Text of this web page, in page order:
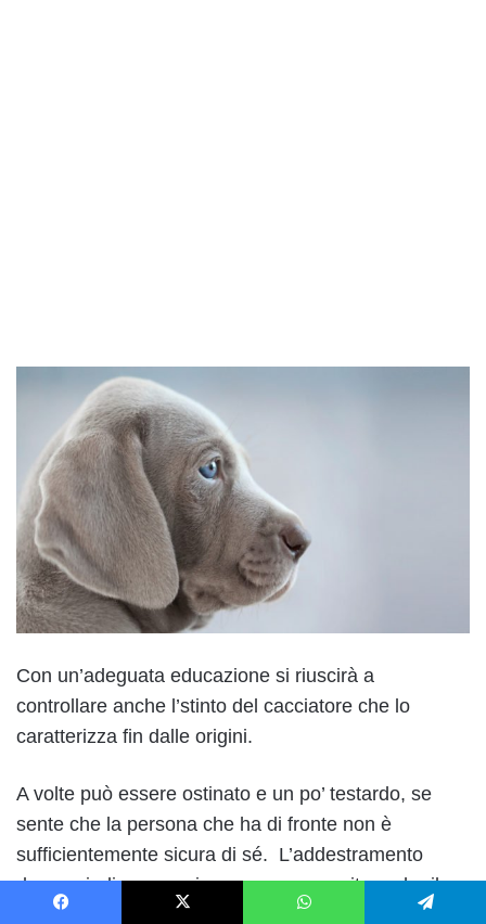
Con un’adeguata educazione si riuscirà a
controllare anche l’stinto del cacciatore che lo
caratterizza fin dalle origini.
A volte può essere ostinato e un po’ testardo, se
sente che la persona che ha di fronte non è
sufficientemente sicura di sé. L’addestramento
deve quindi essere sia precoce, per evitare che il
cane sviluppi cattive abitudini.